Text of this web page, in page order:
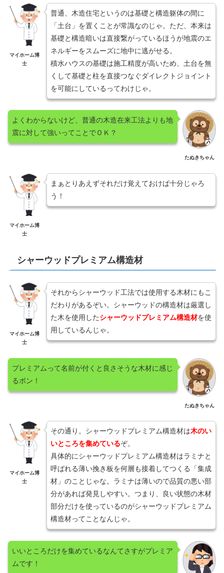
マイホーム博
士
普通、木造住宅というのは基礎と構造躯体の間に
「土台」を置くことが常識なのじゃ。ただ、本来は
基礎と構造暗いは直接繋がっているほうが地震のエ
ネルギーをスムーズに地中に逃がせる。
積水ハウスの基礎は施工精度が高いため、土台を無
くして基礎と柱を直接つなぐダイレクトジョイント
を可能にしているってわけじゃ。
たぬきちゃん
よくわからないけど、普通の木造在来工法よりも地
震に対して強いってことでＯＫ？
マイホーム博
士
まぁとりあえずそれだけ覚えておけば十分じゃろ
う！
シャーウッドプレミアム構造材
マイホーム博
士
それからシャーウッド工法では使用する木材にもこ
だわりがあるぞい。シャーウッドの構造材は厳選し
た木を使用したシャーウッドプレミアム構造材を使
用しているんじゃ。
たぬきちゃん
プレミアムって名前が付くと良さそうな木材に感じ
るポン！
マイホーム博
士
その通り。シャーウッドプレミアム構造材は木のい
いところを集めているぞ。
具体的にシャーウッドプレミアム構造材はラミナと
呼ばれる薄い挽き板を何層も接着してつくる「集成
材」のことじゃな。ラミナは薄いので品質の悪い部
分があれば発見しやすい。つまり、良い状態の木材
部分だけを使っているのがシャーウッドプレミアム
構造材ってことなんじゃ。
いいところだけを集めているなんてさすがプレミア
ムです！